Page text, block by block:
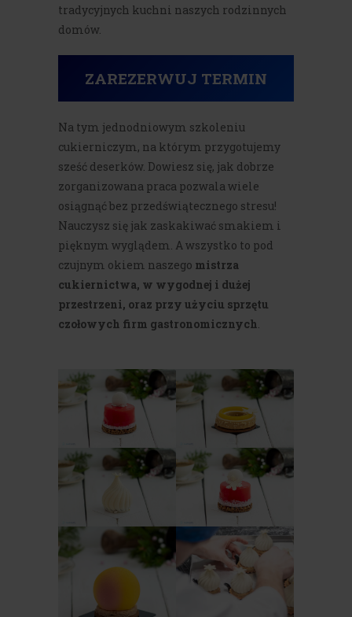
tradycyjnych kuchni naszych rodzinnych
domów.
ZAREZERWUJ TERMIN
Na tym jednodniowym szkoleniu
cukierniczym, na którym przygotujemy
sześć deserków. Dowiesz się, jak dobrze
zorganizowana praca pozwala wiele
osiągnąć bez przedświątecznego stresu!
Nauczysz się jak zaskakiwać smakiem i
pięknym wyglądem. A wszystko to pod
czujnym okiem naszego mistrza
cukiernictwa, w wygodnej i dużej
przestrzeni, oraz przy użyciu sprzętu
czołowych firm gastronomicznych